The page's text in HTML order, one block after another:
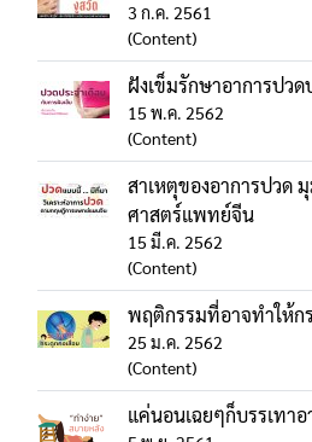
3 ก.ค. 2561
(Content)
ฝังเข็มรักษาอาการปวด
15 พ.ค. 2562
(Content)
สาเหตุของอาการปวด
ศาสตร์แพทย์จีน
15 มี.ค. 2562
(Content)
พฤติกรรมที่อาจทำให้ก
25 ม.ค. 2562
(Content)
แค่นอนเฉยๆก็บรรเทาอ